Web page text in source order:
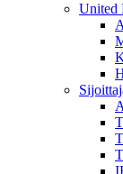
United